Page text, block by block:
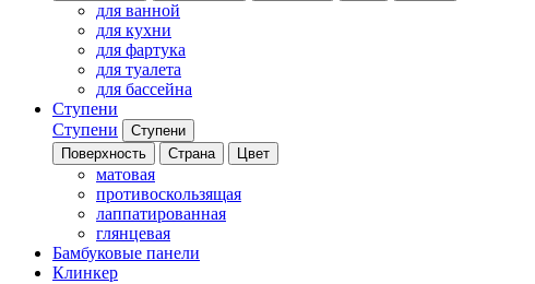
для ванной
для кухни
для фартука
для туалета
для бассейна
Ступени
Ступени
Ступени
Поверхность
Страна Цвет
матовая
противоскользящая
лаппатированная
глянцевая
Бамбуковые панели
Клинкер